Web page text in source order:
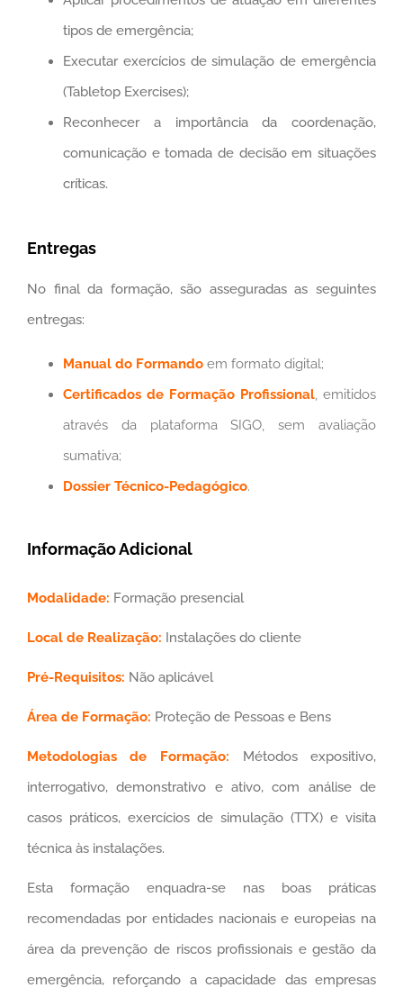
tipos de emergência;
Executar exercícios de simulação de emergência
(Tabletop Exercises);
Reconhecer a importância da coordenação,
comunicação e tomada de decisão em situações
críticas.
Entregas
No final da formação, são asseguradas as seguintes
entregas:
Manual do Formandoem formato digital;
Certificados de Formação Profissional, emitidos
através da plataforma SIGO, sem avaliação
sumativa;
Dossier Técnico-Pedagógico.
Informação Adicional
Modalidade: Formação presencial
Local de Realização: Instalações do cliente
Pré-Requisitos: Não aplicável
Área de Formação: Proteção de Pessoas e Bens
Metodologias de Formação: Métodos expositivo,
interrogativo, demonstrativo e ativo, com análise de
casos práticos, exercícios de simulação (TTX) e visita
técnica às instalações.
Esta formação enquadra-se nas boas práticas
recomendadas por entidades nacionais e europeias na
área da prevenção de riscos profissionais e gestão da
emergência, reforçando a capacidade das empresas